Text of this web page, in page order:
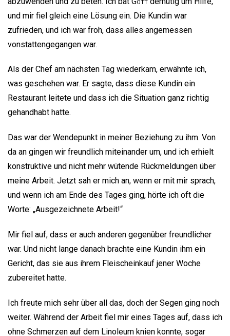
und mir fiel gleich eine Lösung ein. Die Kundin war
zufrieden, und ich war froh, dass alles angemessen
vonstattengegangen war.
Als der Chef am nächsten Tag wiederkam, erwähnte ich,
was geschehen war. Er sagte, dass diese Kundin ein
Restaurant leitete und dass ich die Situation ganz richtig
gehandhabt hatte.
Das war der Wendepunkt in meiner Beziehung zu ihm. Von
da an gingen wir freundlich miteinander um, und ich erhielt
konstruktive und nicht mehr wütende Rückmeldungen über
meine Arbeit. Jetzt sah er mich an, wenn er mit mir sprach,
und wenn ich am Ende des Tages ging, hörte ich oft die
Worte: „Ausgezeichnete Arbeit!“
Mir fiel auf, dass er auch anderen gegenüber freundlicher
war. Und nicht lange danach brachte eine Kundin ihm ein
Gericht, das sie aus ihrem Fleischeinkauf jener Woche
zubereitet hatte.
Ich freute mich sehr über all das, doch der Segen ging noch
weiter. Während der Arbeit fiel mir eines Tages auf, dass ich
ohne Schmerzen auf dem Linoleum knien konnte, sogar